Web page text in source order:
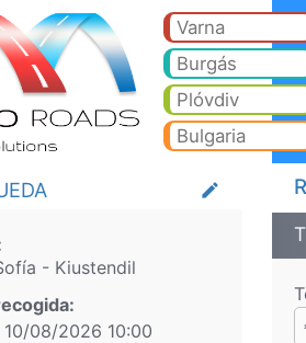
de Sofía
Varna
Burgás
Plóvdiv
Bulgaria
create
- Kiustendil
10/08/2026 10:00